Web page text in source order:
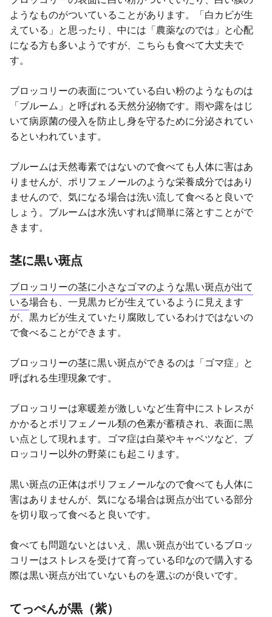
ようなものがついていることがあります。「白カビが生
えている」と思ったり、中には「農薬なのでは」と心配
になる方も多いようですが、こちらも食べて大丈夫で
す。
ブロッコリーの表面についている白い粉のようなものは
「ブルーム」と呼ばれる天然分泌物です。雨や露をはじ
いて病原菌の侵入を防止し身を守るために分泌されてい
るといわれています。
ブルームは天然毒素ではないので食べても人体に害はあ
りませんが、ポリフェノールのような栄養成分ではあり
ませんので、気になる場合は洗い流して食べると良いで
しょう。ブルームは水洗いすれば簡単に落とすことがで
きます。
茎に黒い斑点
ブロッコリーの茎に小さなゴマのような黒い斑点が出て
いる場合も、一見黒カビが生えているように見えます
が、黒カビが生えていたり腐敗しているわけではないの
で食べることができます。
ブロッコリーの茎に黒い斑点ができるのは「ゴマ症」と
呼ばれる生理現象です。
ブロッコリーは寒暖差が激しいなど生育中にストレスが
かかるとポリフェノール類の色素が蓄積され、表面に黒
い点として現れます。ゴマ症は白菜やキャベツなど、ブ
ロッコリー以外の野菜にも起こります。
黒い斑点の正体はポリフェノールなので食べても人体に
害はありませんが、気になる場合は斑点が出ている部分
を切り取って食べると良いです。
食べても問題ないとはいえ、黒い斑点が出ているブロッ
コリーはストレスを受けて育っている印なので購入する
際は黒い斑点が出ていないものを選ぶのが良いです。
てっぺんが黒（紫）